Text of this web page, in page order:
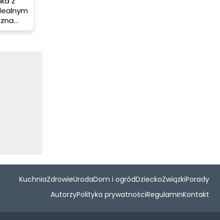
na
KuchniaZdrowieUrodaDom i ogródDzieckoZwiązkiPorady
AutorzyPolityka prywatnościRegulaminKontakt